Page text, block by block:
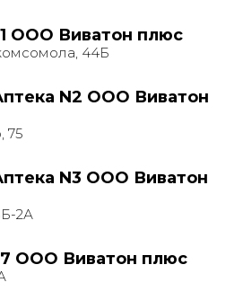
ООО Виватон плюс
44Б
N2 ООО Виватон
75
N3 ООО Виватон
2А
ООО Виватон плюс